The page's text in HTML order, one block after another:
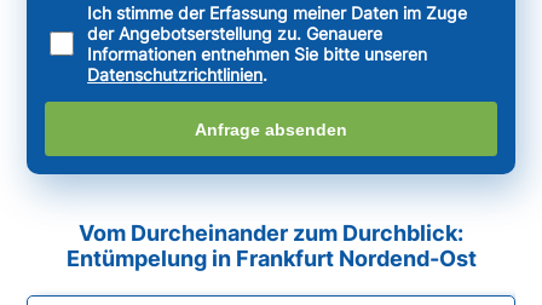
Ich stimme der Erfassung meiner Daten im Zuge
der Angebotserstellung zu. Genauere
Informationen entnehmen Sie bitte unseren
Datenschutzrichtlinien.
Anfrage absenden
Vom Durcheinander zum Durchblick:
Entümpelung in Frankfurt Nordend-Ost